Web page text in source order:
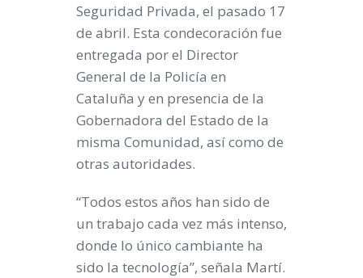
Seguridad Privada, el pasado 17
de abril. Esta condecoración fue
entregada por el Director
General de la Policía en
Cataluña y en presencia de la
Gobernadora del Estado de la
misma Comunidad, así como de
otras autoridades.
“Todos estos años han sido de
un trabajo cada vez más intenso,
donde lo único cambiante ha
sido la tecnología”, señala Martí.